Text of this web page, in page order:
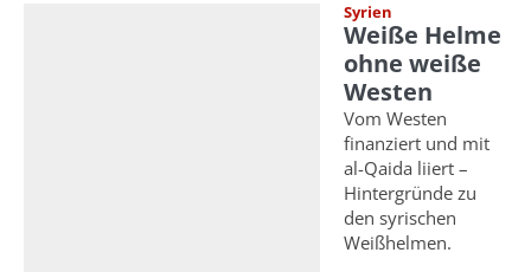
Syrien
Weiße Helme
ohne weiße
Westen
Vom Westen
finanziert und mit
al-Qaida liiert –
Hintergründe zu
den syrischen
Weißhelmen.